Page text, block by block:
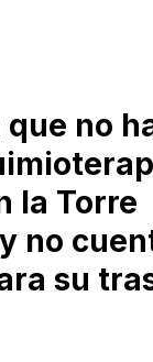
no
la Torre
no
su